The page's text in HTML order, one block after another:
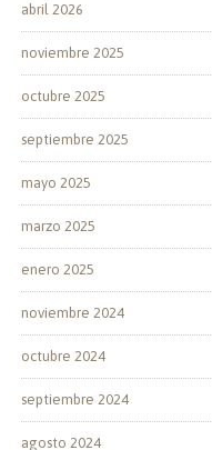
abril 2026
noviembre 2025
octubre 2025
septiembre 2025
mayo 2025
marzo 2025
enero 2025
noviembre 2024
octubre 2024
septiembre 2024
agosto 2024